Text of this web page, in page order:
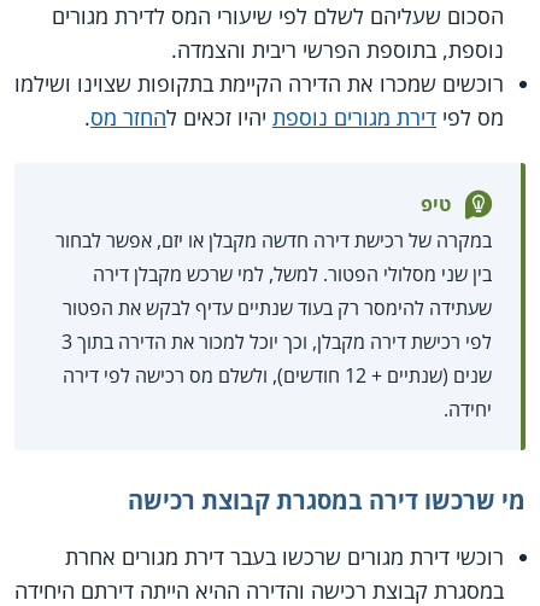
הסכום שעליהם לשלם לפי שיעורי המס לדירת מגורים
נוספת, בתוספת הפרשי ריבית והצמדה.
רוכשים שמכרו את הדירה הקיימת בתקופות שצוינו ושילמו
מס לפי דירת מגורים נוספת יהיו זכאים להחזר מס.
טיפ
במקרה של רכישת דירה חדשה מקבלן או יזם, אפשר לבחור
בין שני מסלולי הפטור. למשל, למי שרכש מקבלן דירה
שעתידה להימסר רק בעוד שנתיים עדיף לבקש את הפטור
לפי רכישת דירה מקבלן, וכך יוכל למכור את הדירה בתוך 3
שנים (שנתיים + 12 חודשים), ולשלם מס רכישה לפי דירה
יחידה.
מי שרכשו דירה במסגרת קבוצת רכישה
רוכשי דירת מגורים שרכשו בעבר דירת מגורים אחרת
במסגרת קבוצת רכישה והדירה ההיא הייתה דירתם היחידה